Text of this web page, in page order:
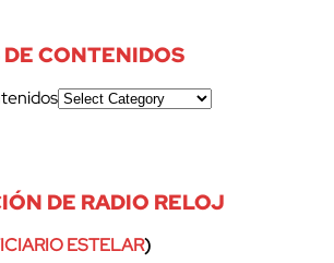
CONTENIDOS
DE RADIO RELOJ
ESTELAR)